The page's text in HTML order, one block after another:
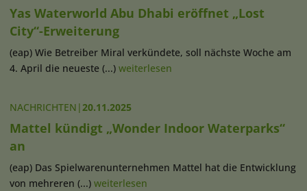
Yas Waterworld Abu Dhabi eröffnet „Lost
City“-Erweiterung
(eap) Wie Betreiber Miral verkündete, soll nächste Woche am
4. April die neueste (...) weiterlesen
NACHRICHTEN |20.11.2025
Mattel kündigt „Wonder Indoor Waterparks“
an
(eap) Das Spielwarenunternehmen Mattel hat die Entwicklung
von mehreren (...) weiterlesen